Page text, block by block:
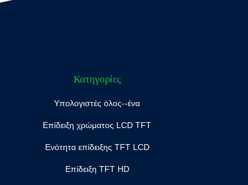
Κατηγορίες
Υπολογιστές όλος--ένα
Επίδειξη χρώματος LCD TFT
Ενότητα επίδειξης TFT LCD
Επίδειξη TFT HD